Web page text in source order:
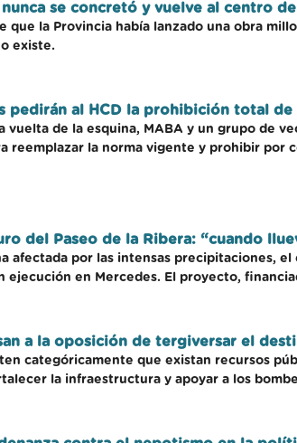
nunca se concretó y vuelve al centro
que la Provincia había lanzado una obra
existe.
pedirán al HCD la prohibición total
vuelta de la esquina, MABA y un grupo de
reemplazar la norma vigente y prohibir por
del Paseo de la Ribera: “cuando
afectada por las intensas precipitaciones,
ejecución en Mercedes. El proyecto,
a la oposición de tergiversar el
categóricamente que existan recursos
la infraestructura y apoyar a los